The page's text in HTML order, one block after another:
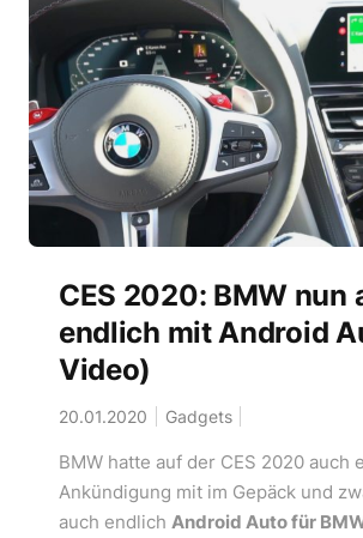
CES 2020: BMW nun
endlich mit Android
Video)
20.01.2020 Gadgets
BMW hatte auf der CES 2020 auch
Ankündigung mit im Gepäck und
auch endlich Android Auto für